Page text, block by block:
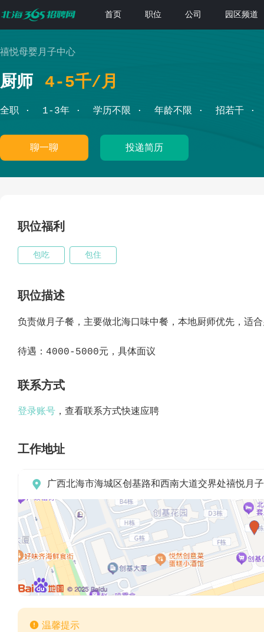
首页 职位 公司 园区频道
禧悦母婴月子中心
厨师 4-5千/月
全职 1-3年 学历不限 年龄不限 招若干
聊一聊 投递简历
职位福利
包吃 包住
职位描述
负责做月子餐，主要做北海口味中餐，本地厨师优先，适
待遇：4000-5000元，具体面议
联系方式
登录账号 ，查看联系方式快速应聘
工作地址
 广西北海市海城区创基路和西南大道交界处禧悦月
 温馨提示